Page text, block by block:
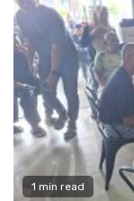
1 min read